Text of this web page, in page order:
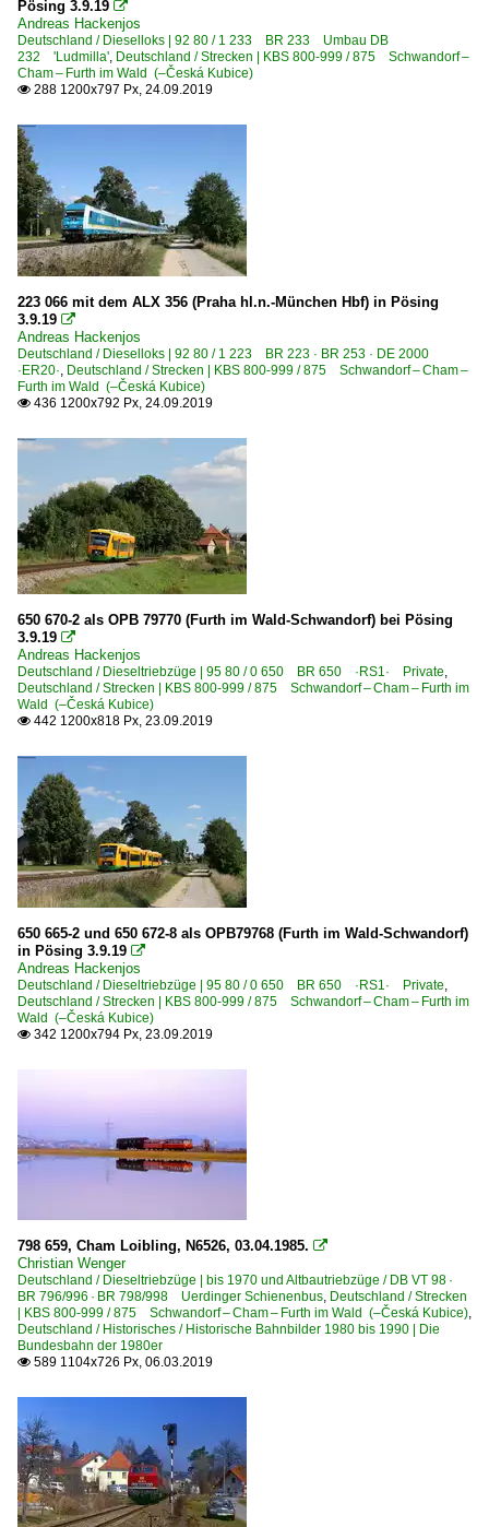
Pösing 3.9.19 
Andreas Hackenjos
Deutschland / Dieselloks | 92 80 / 1 233 BR 233 Umbau DB
232 'Ludmilla', Deutschland / Strecken | KBS 800-999 / 875 Schwandorf –
Cham – Furth im Wald (–Česká Kubice)
 288 1200x797 Px, 24.09.2019
223 066 mit dem ALX 356 (Praha hl.n.-München Hbf) in Pösing
3.9.19 
Andreas Hackenjos
Deutschland / Dieselloks | 92 80 / 1 223 BR 223 · BR 253 · DE 2000
·ER20·, Deutschland / Strecken | KBS 800-999 / 875 Schwandorf – Cham –
Furth im Wald (–Česká Kubice)
 436 1200x792 Px, 24.09.2019
650 670-2 als OPB 79770 (Furth im Wald-Schwandorf) bei Pösing
3.9.19 
Andreas Hackenjos
Deutschland / Dieseltriebzüge | 95 80 / 0 650 BR 650 ·RS1· Private,
Deutschland / Strecken | KBS 800-999 / 875 Schwandorf – Cham – Furth im
Wald (–Česká Kubice)
 442 1200x818 Px, 23.09.2019
650 665-2 und 650 672-8 als OPB79768 (Furth im Wald-Schwandorf)
in Pösing 3.9.19 
Andreas Hackenjos
Deutschland / Dieseltriebzüge | 95 80 / 0 650 BR 650 ·RS1· Private,
Deutschland / Strecken | KBS 800-999 / 875 Schwandorf – Cham – Furth im
Wald (–Česká Kubice)
 342 1200x794 Px, 23.09.2019
798 659, Cham Loibling, N6526, 03.04.1985. 
Christian Wenger
Deutschland / Dieseltriebzüge | bis 1970 und Altbautriebzüge / DB VT 98 ·
BR 796/996 · BR 798/998 Uerdinger Schienenbus, Deutschland / Strecken
| KBS 800-999 / 875 Schwandorf – Cham – Furth im Wald (–Česká Kubice),
Deutschland / Historisches / Historische Bahnbilder 1980 bis 1990 | Die
Bundesbahn der 1980er
 589 1104x726 Px, 06.03.2019